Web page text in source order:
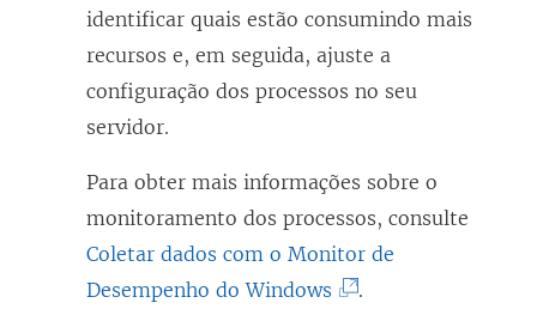
identificar quais estão consumindo mais
recursos e, em seguida, ajuste a
configuração dos processos no seu
servidor.
Para obter mais informações sobre o
monitoramento dos processos, consulte
Coletar dados com o Monitor de
Desempenho do Windows
.